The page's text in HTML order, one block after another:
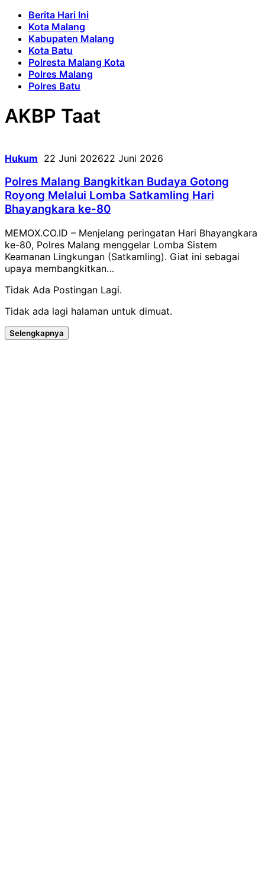
Berita Hari Ini
Kota Malang
Kabupaten Malang
Kota Batu
Polresta Malang Kota
Polres Malang
Polres Batu
AKBP Taat
Hukum 22 Juni 202622 Juni 2026
Polres Malang Bangkitkan Budaya Gotong
Royong Melalui Lomba Satkamling Hari
Bhayangkara ke-80
MEMOX.CO.ID – Menjelang peringatan Hari Bhayangkara
ke-80, Polres Malang menggelar Lomba Sistem
Keamanan Lingkungan (Satkamling). Giat ini sebagai
upaya membangkitkan…
Tidak Ada Postingan Lagi.
Tidak ada lagi halaman untuk dimuat.
Selengkapnya